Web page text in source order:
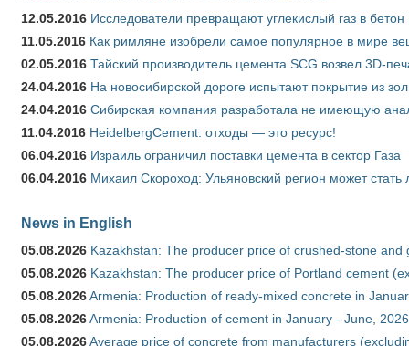
12.05.2016 Исследователи превращают углекислый газ в бетон
11.05.2016 Как римляне изобрели самое популярное в мире
02.05.2016 Тайский производитель цемента SCG возвел 3D-
24.04.2016 На новосибирской дороге испытают покрытие из
24.04.2016 Сибирская компания разработала не имеющую
11.04.2016 HeidelbergCement: отходы — это ресурс!
06.04.2016 Израиль ограничил поставки цемента в сектор Газа
06.04.2016 Михаил Скороход: Ульяновский регион может
News in English
05.08.2026 Kazakhstan: The producer price of crushed-stone and
05.08.2026 Kazakhstan: The producer price of Portland cement
05.08.2026Armenia: Production of ready-mixed concrete in
05.08.2026Armenia: Production of cement in January - June, 2026
05.08.2026Average price of concrete from manufacturers